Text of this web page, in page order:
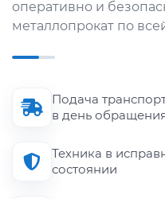
оперативно и
металлопрокат по
Подача
в день
Техника в
состоянии